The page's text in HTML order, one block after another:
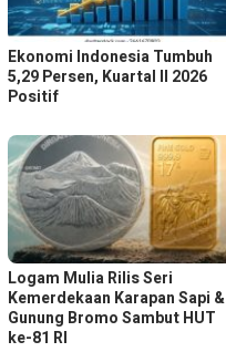
Ekonomi Indonesia Tumbuh
5,29 Persen, Kuartal II 2026
Positif
Logam Mulia Rilis Seri
Kemerdekaan Karapan Sapi &
Gunung Bromo Sambut HUT
ke-81 RI